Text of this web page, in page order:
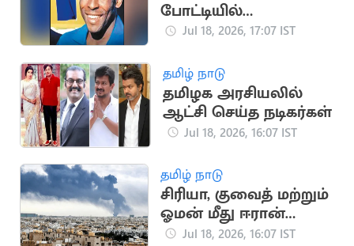
போட்டியில்
பயன்படுத்திய பீலே
ஏலம்
Jul 18, 2026, 17:07 IST
தமிழ் நாடு
தமிழக அரசியலில்
ஆட்சி செய்த நடிகர்கள்
Jul 18, 2026, 16:07 IST
தமிழ் நாடு
சிரியா, குவைத் மற்றும்
ஓமன் மீது ஈரான்
பதிலடி தாக்குதல்
Jul 18, 2026, 16:07 IST